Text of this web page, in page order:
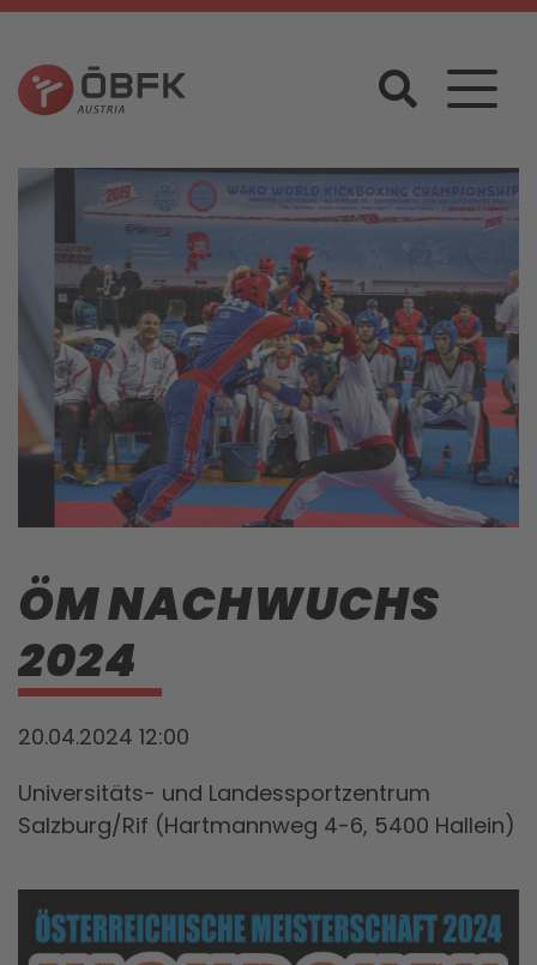
ÖM NACHWUCHS
2024
20.04.2024 12:00
Universitäts- und Landessportzentrum
Salzburg/Rif (Hartmannweg 4-6, 5400 Hallein)